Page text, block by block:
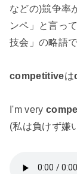
などの)競争率
ンペ」と言っ
技会」の略語で
competitiveは
I'm very
(私は負けず嫌